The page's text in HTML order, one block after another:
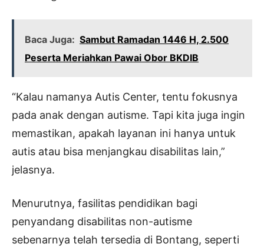
Baca Juga: Sambut Ramadan 1446 H, 2.500
Peserta Meriahkan Pawai Obor BKDIB
“Kalau namanya Autis Center, tentu fokusnya
pada anak dengan autisme. Tapi kita juga ingin
memastikan, apakah layanan ini hanya untuk
autis atau bisa menjangkau disabilitas lain,”
jelasnya.
Menurutnya, fasilitas pendidikan bagi
penyandang disabilitas non-autisme
sebenarnya telah tersedia di Bontang, seperti